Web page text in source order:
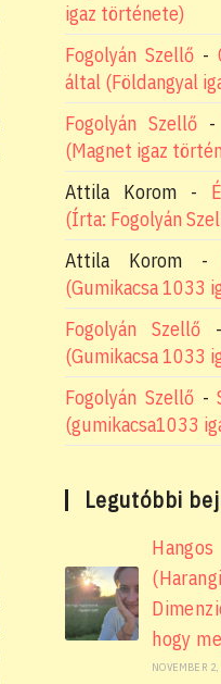
igaz története)
Fogolyán Szellő -
által (Földangyal
Fogolyán Szellő
(Magnet igaz
Attila Korom -
(Írta: Fogolyán
Attila Korom -
(Gumikacsa 1033
Fogolyán Szellő
(Gumikacsa 1033
Fogolyán Szellő-
(gumikacsa1033
Legutóbbi
hogy
NOVEMBER